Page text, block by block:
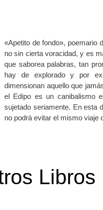
«Apetito de fondo», poemario
no sin cierta voracidad, y es
que saborea palabras, tan
hay de explorado y por
dimensionan aquello que
el Edipo es un canibalismo
sujetado seriamente. En esta
no podrá evitar el mismo viaje
Libros